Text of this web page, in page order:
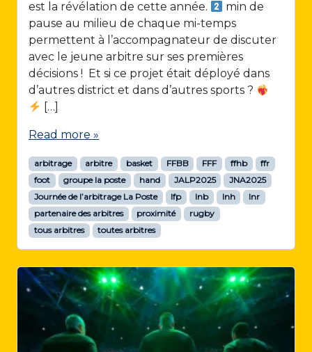
est la révélation de cette année.
min de
pause au milieu de chaque mi-temps
permettent à l’accompagnateur de discuter
avec le jeune arbitre sur ses premières
décisions ! Et si ce projet était déployé dans
d’autres district et dans d’autres sports ?
[…]
Read more »
arbitrage arbitre basket FFBB FFF ffhb
ffr
foot
groupe la poste hand JALP2025
JNA2025
Journée de l’arbitrage La Poste
lfp lnb lnh
lnr
partenaire des arbitres
proximité
rugby
tous arbitres
toutes arbitres